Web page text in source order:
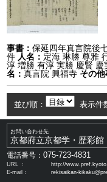
事書：保延四年真言院後
件 人名： 定海 琳勝 尊雅
淳 増勝 有淳 実勝 慶賢
名：真言院 興福寺 その
並び順： 表示件
お問い合わせ先
京都府立京都学・歴彩館
電話番号：075-723-4831
URL ：
http://
E-mail：
rekisaikan-